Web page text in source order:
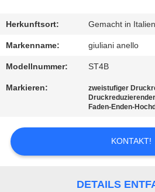
MIT
UNS
NEUIGKEITEN
ANGEBOT
Herkunftsort: Gemacht in Italien
Markenname: giuliani anello
Modellnummer: ST4B
Markieren: zweistufiger
Faden-Enden-
KONTAKT!
DETAILS